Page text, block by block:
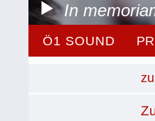
In
Ö1 SOUND